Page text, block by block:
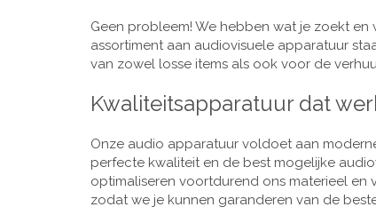
Geen probleem! We hebben wat je zoekt
assortiment aan audiovisuele apparatuur
van zowel losse items als ook voor de
Kwaliteitsapparatuur dat
Onze audio apparatuur voldoet aan
perfecte kwaliteit en de best mogelijke
optimaliseren voortdurend ons materieel en
zodat we je kunnen garanderen van de